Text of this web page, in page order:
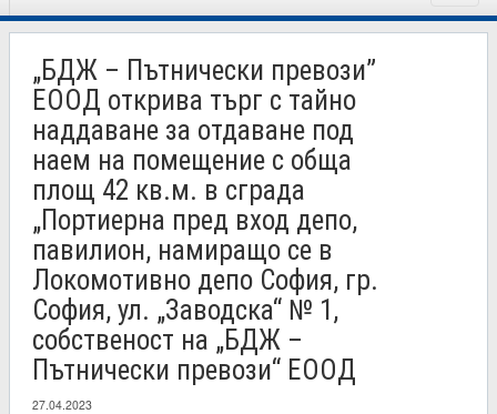
„БДЖ – Пътнически превози”
ЕООД открива търг с тайно
наддаване за отдаване под
наем на помещение с обща
площ 42 кв.м. в сграда
„Портиерна пред вход депо,
павилион, намиращо се в
Локомотивно депо София, гр.
София, ул. „Заводска“ № 1,
собственост на „БДЖ –
Пътнически превози“ ЕООД
27.04.2023